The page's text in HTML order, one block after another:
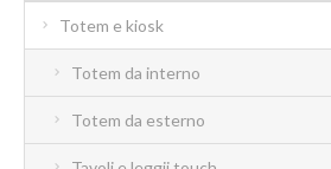
Totem e kiosk
Totem da interno
Totem da esterno